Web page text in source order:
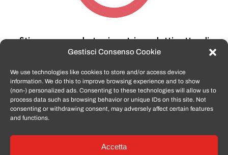
Gestisci Consenso Cookie
We use technologies like cookies to store and/or access device
information. We do this to improve browsing experience and to show
(non-) personalized ads. Consenting to these technologies will allow us to
process data such as browsing behavior or unique IDs on this site. Not
consenting or withdrawing consent, may adversely affect certain features
and functions.
Accetta
Stiamo cercando tra i nostri prodotti, attendi
qualche secondo…
TomatoSmartphone.itè lo shop n.1 in italia per
smartphone ricondizionati garantiti e certificati
di tutte le marche,APPLE, SAMSUNG, HUAWEI,
ONEPLUS, XIAOMI e tanto altro